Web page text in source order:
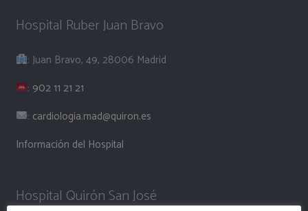
Hospital Ruber Juan Bravo
: Juan Bravo, 49, 28006 Madrid
: 902 11 21 21
: cardiologia.mad@quiron.es
Información del Hospital
Hospital Quirón San José